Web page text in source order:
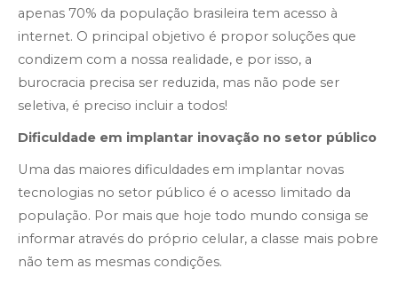
apenas 70% da população brasileira tem acesso à
internet. O principal objetivo é propor soluções que
condizem com a nossa realidade, e por isso, a
burocracia precisa ser reduzida, mas não pode ser
seletiva, é preciso incluir a todos!
Dificuldade em implantar inovação no setor público
Uma das maiores dificuldades em implantar novas
tecnologias no setor público é o acesso limitado da
população. Por mais que hoje todo mundo consiga se
informar através do próprio celular, a classe mais pobre
não tem as mesmas condições.